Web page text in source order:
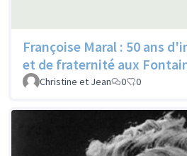
Françoise Maral : 50 ans
et de fraternité aux
Christine et Jean 0 0